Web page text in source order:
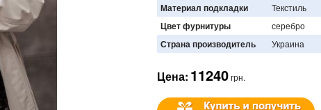
Материал подкладки Текстиль
Цвет фурнитуры серебро
Страна производитель Украина
Цена: 11240грн.